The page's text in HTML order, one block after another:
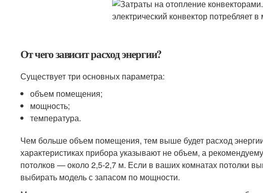
От чего зависит расход энергии?
Существует три основных параметра:
объем помещения;
мощность;
температура.
Чем больше объем помещения, тем выше будет расход
характеристиках прибора указывают не объем, а
потолков — около 2,5-2,7 м. Если в ваших комнатах потолки
выбирать модель с запасом по мощности.